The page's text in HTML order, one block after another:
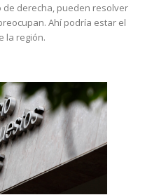
derecha, pueden resolver
Ahí podría estar el
la región.